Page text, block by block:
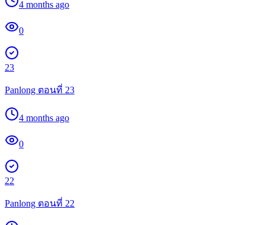
4 months ago
0
23
Panlong ตอนที่ 23
4 months ago
0
22
Panlong ตอนที่ 22